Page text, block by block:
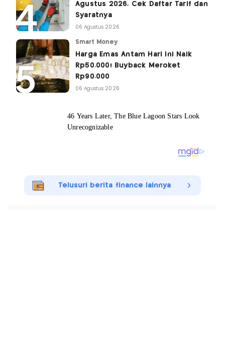
Agustus 2026, Cek Daftar Tarif dan
Syaratnya
06 Agustus 2026
Smart Money
Harga Emas Antam Hari Ini Naik
Rp50.000! Buyback Meroket
Rp90.000
06 Agustus 2026
Telusuri berita finance lainnya